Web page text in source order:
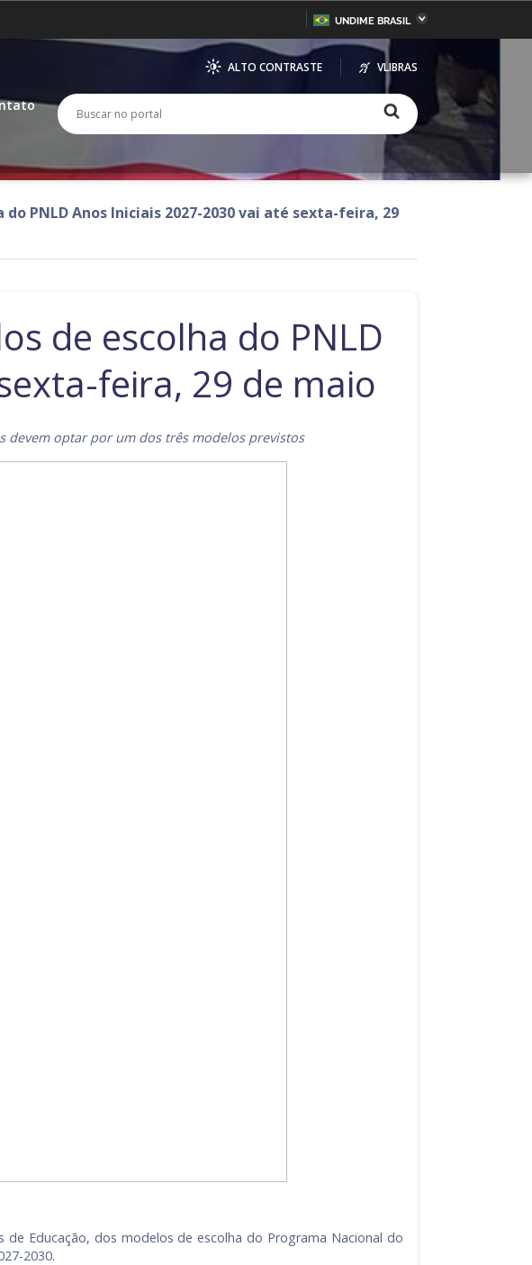
UNDIME BRASIL
Mato Grosso do Sul
Piauí
Rio Grande do Sul Sergipe
ALTO CONTRASTE VLIBRAS
Buscar
no
portal
PNLD Anos Iniciais 2027-2030 vai até sexta-feira, 29
de escolha do PNLD
feira, 29 de maio
devem optar por um dos três modelos previstos
Educação, dos modelos de escolha do Programa Nacional do
2030.